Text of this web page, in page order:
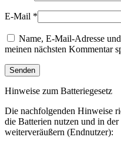
E-Mail *
Name, E-Mail-Adresse
meinen nächsten Kommentar
Hinweise zum Batteriegesetz
Die nachfolgenden Hinweise
die Batterien nutzen und in
weiterveräußern (Endnutzer):